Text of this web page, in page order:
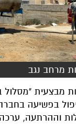
מרחב נגב
מבצעית "מסלול
בפשיעה
וההרתעה,